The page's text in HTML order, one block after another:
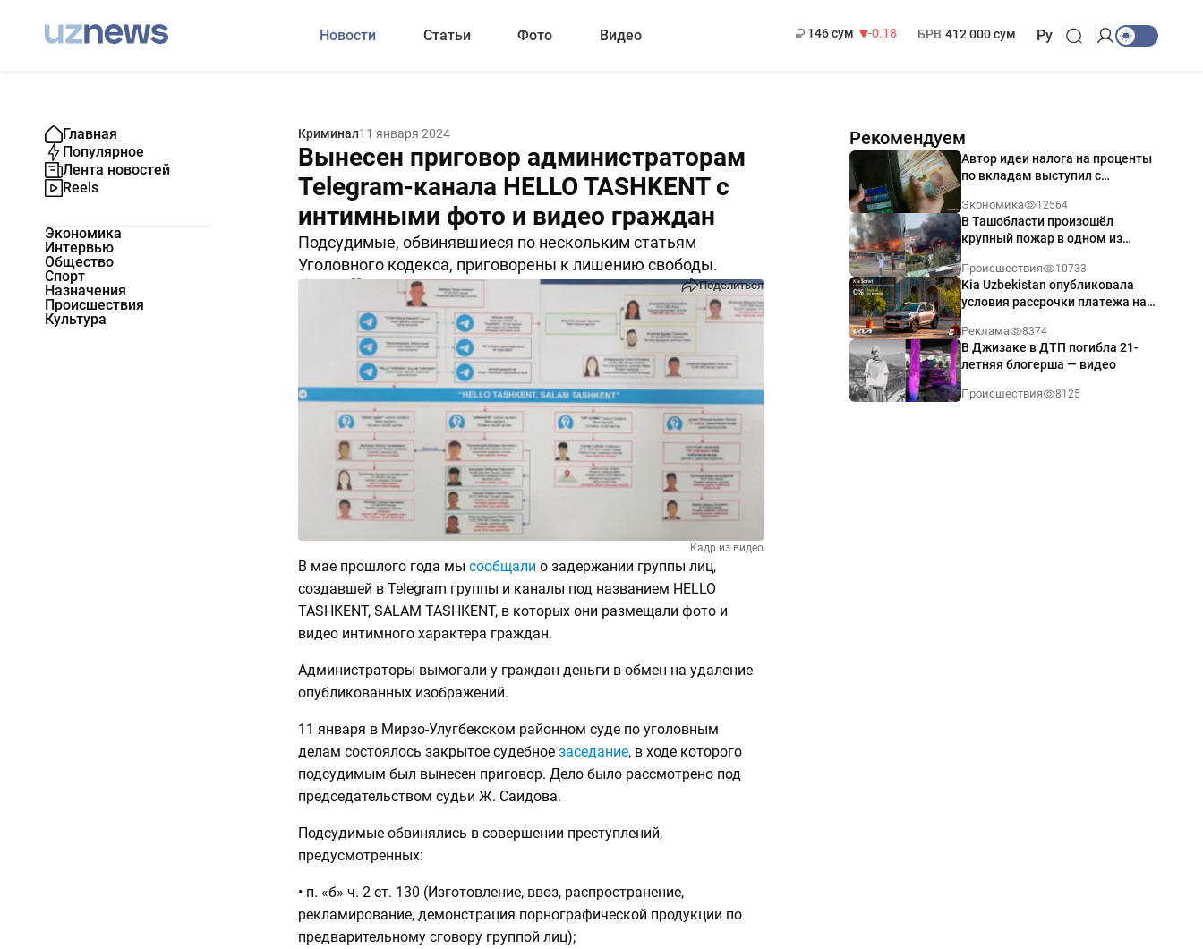
Новости Статьи Фото Видео
146 сум
-0.18
БРВ 412 000 сум Ру
Главная
Популярное
Лента новостей
Reels
Экономика
Интервью
Общество
Спорт
Назначения
Происшествия
Культура
Криминал11 января 2024
Вынесен приговор администраторам
Telegram-канала HELLO TASHKENT с
интимными фото и видео граждан
Подсудимые, обвинявшиеся по нескольким статьям
Уголовного кодекса, приговорены к лишению свободы.
Поделиться
Кадр из видео
В мае прошлого года мы сообщали о задержании группы лиц,
создавшей в Telegram группы и каналы под названием HELLO
TASHKENT, SALAM TASHKENT, в которых они размещали фото и
видео интимного характера граждан.
Администраторы вымогали у граждан деньги в обмен на удаление
опубликованных изображений.
11 января в Мирзо-Улугбекском районном суде по уголовным
делам состоялось закрытое судебное заседание, в ходе которого
подсудимым был вынесен приговор. Дело было рассмотрено под
председательством судьи Ж. Саидова.
Подсудимые обвинялись в совершении преступлений,
предусмотренных:
• п. «б» ч. 2 ст. 130 (Изготовление, ввоз, распространение,
рекламирование, демонстрация порнографической продукции по
предварительному сговору группой лиц);
Рекомендуем
Автор идеи налога на проценты
по вкладам выступил с
Экономика 12564
В Ташобласти произошёл
крупный пожар в одном из
Происшествия 10733
Kia Uzbekistan опубликовала
условия рассрочки платежа на
годовых
Реклама 8374
В Джизаке в ДТП погибла 21-
летняя блогерша — видео
Происшествия 8125